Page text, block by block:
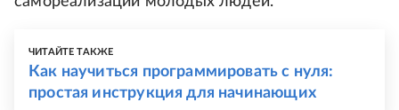
ЧИТАЙТЕ ТАКЖЕ
Как научиться программировать с нуля:
простая инструкция для начинающих